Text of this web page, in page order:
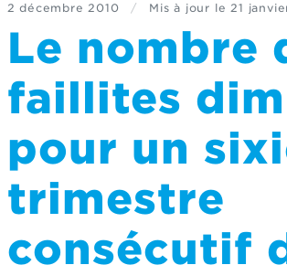
2 décembre 2010 / Mis à jour le 21
Le nombre
faillites
pour un
trimestre
consécutif